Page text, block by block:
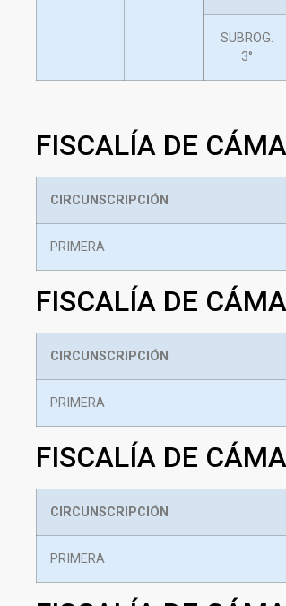
SUBROG.
3°
FISCALÍA DE
CIRCUNSCRIPCIÓN
PRIMERA
FISCALÍA DE
CIRCUNSCRIPCIÓN
PRIMERA
FISCALÍA DE
CIRCUNSCRIPCIÓN
PRIMERA